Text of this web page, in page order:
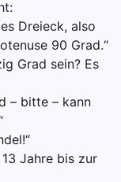
Dreieck, also
90 Grad.“
Grad sein? Es
– bitte – kann
Jahre bis zur